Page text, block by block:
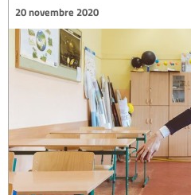
20 novembre 2020